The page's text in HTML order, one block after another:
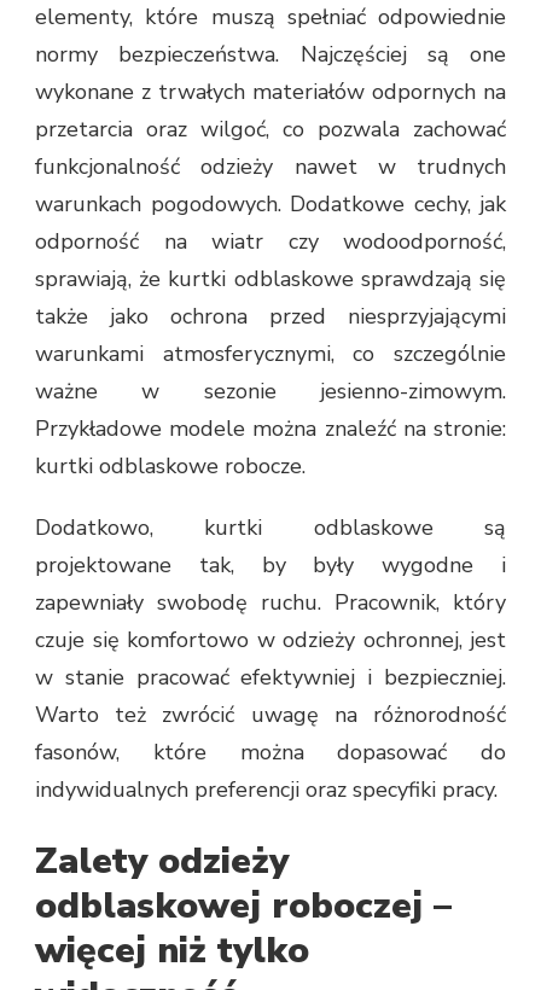
elementy, które muszą spełniać odpowiednie
normy bezpieczeństwa. Najczęściej są one
wykonane z trwałych materiałów odpornych na
przetarcia oraz wilgoć, co pozwala zachować
funkcjonalność odzieży nawet w trudnych
warunkach pogodowych. Dodatkowe cechy, jak
odporność na wiatr czy wodoodporność,
sprawiają, że kurtki odblaskowe sprawdzają się
także jako ochrona przed niesprzyjającymi
warunkami atmosferycznymi, co szczególnie
ważne w sezonie jesienno-zimowym.
Przykładowe modele można znaleźć na stronie:
kurtki odblaskowe robocze.
Dodatkowo, kurtki odblaskowe są
projektowane tak, by były wygodne i
zapewniały swobodę ruchu. Pracownik, który
czuje się komfortowo w odzieży ochronnej, jest
w stanie pracować efektywniej i bezpieczniej.
Warto też zwrócić uwagę na różnorodność
fasonów, które można dopasować do
indywidualnych preferencji oraz specyfiki pracy.
Zalety odzieży
odblaskowej roboczej –
więcej niż tylko